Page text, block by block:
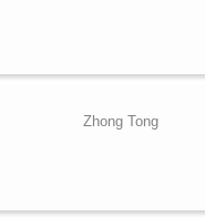
Zhong Tong